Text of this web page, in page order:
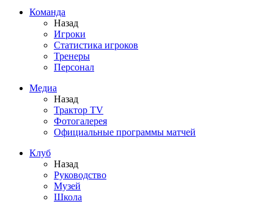
Команда
Назад
Игроки
Статистика игроков
Тренеры
Персонал
Медиа
Назад
Трактор TV
Фотогалерея
Официальные программы матчей
Клуб
Назад
Руководство
Музей
Школа